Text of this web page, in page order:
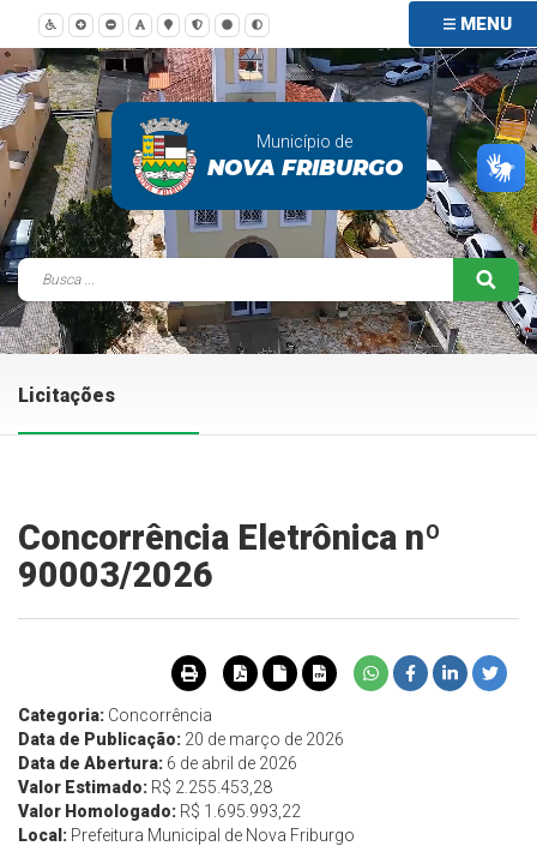
MENU
Município de
NOVA FRIBURGO
Licitações
Concorrência Eletrônica nº
90003/2026
Categoria: Concorrência
Data de Publicação: 20 de março de 2026
Data de Abertura: 6 de abril de 2026
Valor Estimado: R$ 2.255.453,28
Valor Homologado: R$ 1.695.993,22
Local: Prefeitura Municipal de Nova Friburgo